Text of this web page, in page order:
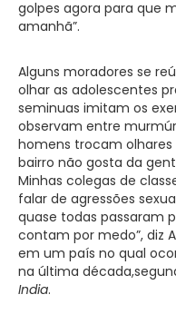
golpes agora para que
amanhã”.
Alguns moradores se
olhar as adolescentes
seminuas imitam os
observam entre
homens trocam olhares
bairro não gosta da
Minhas colegas de
falar de agressões
quase todas passaram
contam por medo”, diz
em um país no qual
na última
India.